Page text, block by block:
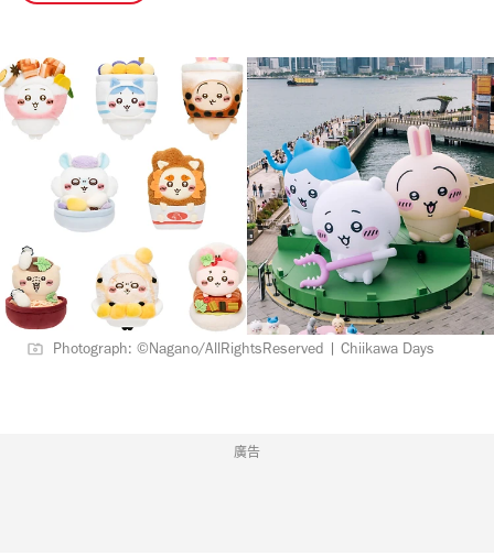
Photograph: ©Nagano/AllRightsReserved | Chiikawa Days
廣告